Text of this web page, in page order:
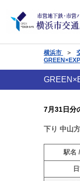
横浜市 ＞
7月31日分
下り 中山
駅名